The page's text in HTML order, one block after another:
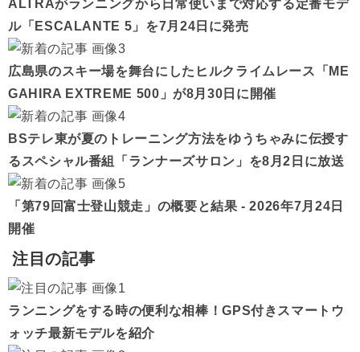
ALTRAがランニングから日常使いまで対応する定番モデ
ル「ESCALANTE 5」を7月24日に発売
広島県のスキー場を舞台にしたヒルクライムレース「ME
GAHIRA EXTREME 500」が8月30日に開催
BSテレ東が夏のトレーニング方法をゆうちゃみに伝授す
るスペシャル番組「ランナーズサロン」を8月2日に放送
「第79回富士登山競走」の概要と結果 - 2026年7月24日
開催
注目の記事
ランニングをする時の便利な相棒！GPS付きスマートウ
ォッチ最新モデルを紹介